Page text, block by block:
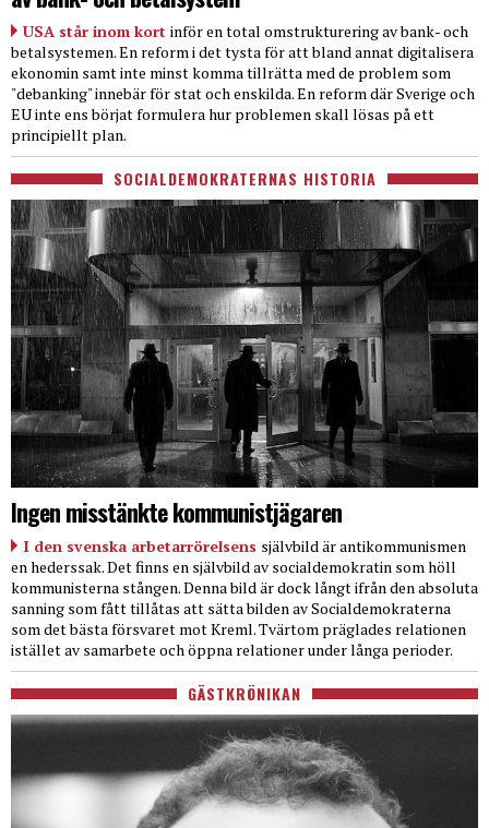
USA står inom kort inför en total omstrukturering av bank- och
betalsystemen. En reform i det tysta för att bland annat digitalisera
ekonomin samt inte minst komma tillrätta med de problem som
"debanking" innebär för stat och enskilda. En reform där Sverige och
EU inte ens börjat formulera hur problemen skall lösas på ett
principiellt plan.
SOCIALDEMOKRATERNAS HISTORIA
Ingen misstänkte kommunistjägaren
I den svenska arbetarrörelsens självbild är antikommunismen
en hederssak. Det finns en självbild av socialdemokratin som höll
kommunisterna stången. Denna bild är dock långt ifrån den absoluta
sanning som fått tillåtas att sätta bilden av Socialdemokraterna
som det bästa försvaret mot Kreml. Tvärtom präglades relationen
istället av samarbete och öppna relationer under långa perioder.
GÄSTKRÖNIKAN